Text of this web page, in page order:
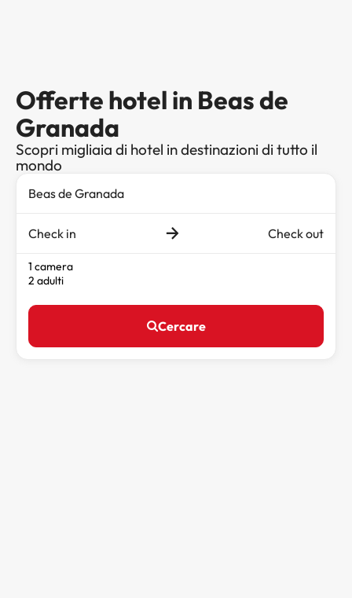
Offerte hotel in Beas de
Granada
Scopri migliaia di hotel in destinazioni di tutto il
mondo
Check in Check out
1 camera
2 adulti
Cercare